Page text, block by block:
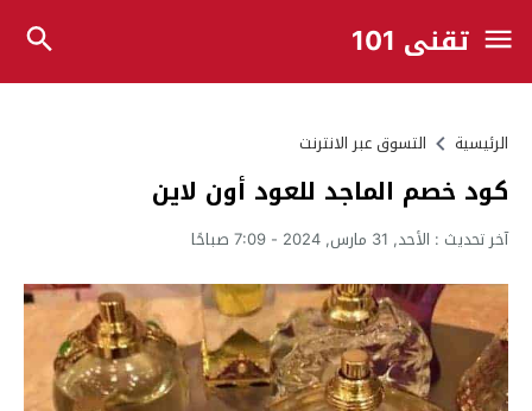
تقني 101
الرئيسية التسوق عبر الانترنت
كود خصم الماجد للعود أون لاين
آخر تحديث : الأحد, 31 مارس, 2024 - 7:09 صباحًا